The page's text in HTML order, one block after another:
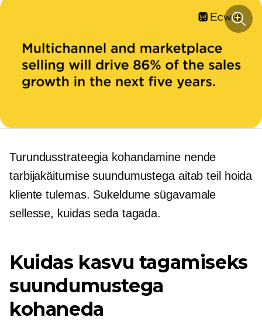
Turundusstrateegia kohandamine nende
tarbijakäitumise suundumustega aitab teil hoida
kliente tulemas. Sukeldume sügavamale
sellesse, kuidas seda tagada.
Kuidas kasvu tagamiseks
suundumustega
kohaneda